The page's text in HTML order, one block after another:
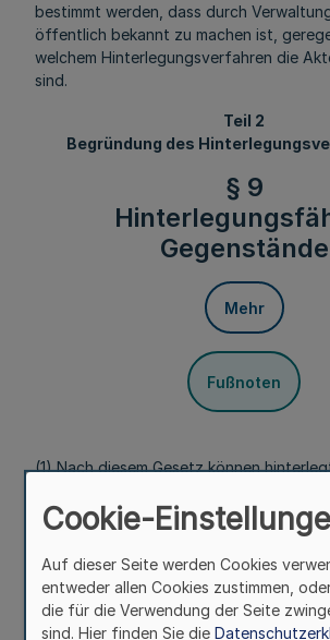
bestimmt werden, dass durch
öffentlich bekannt zu machen ist,
welchem Hinterlegungsverfahren die
sind.
Teil 2
Begründung des
§ 9
Gegenstände
Mehr
Fußnoten
(1) Nach diesem Gesetz können
1. Geld in Form gesetzlicher oder
Zahlungsmittel (Geldhinterlegung) oder
2. Wertpapierguthaben, Wertpapiere
Urkunden, Geldzeichen und Kostbarkeiten
(Werthinterlegung).
Cookie-
Auf dieser Seite werden Cookies
entweder allen Cookies zustimmen,
die für die Verwendung der Seite
sind. Hier finden Sie die